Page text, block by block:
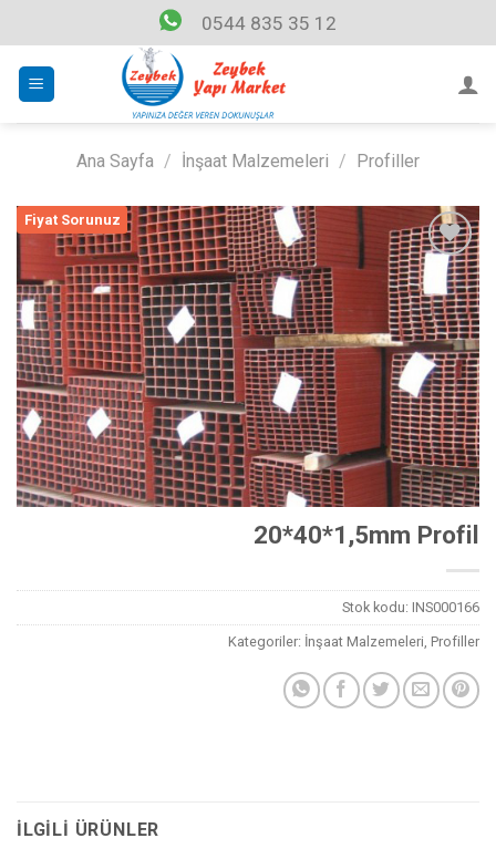
to
content
0544 835 35 12
Ana Sayfa / İnşaat Malzemeleri / Profiller
Listeme
Ekle
Fiyat Sorunuz
20*40*1,5mm Profil
Stok kodu: INS000166
Kategoriler: İnşaat Malzemeleri Profiller
İLGILI ÜRÜNLER